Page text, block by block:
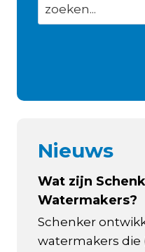
Nieuws
Wat zijn
Watermakers?
Schenker
watermakers die